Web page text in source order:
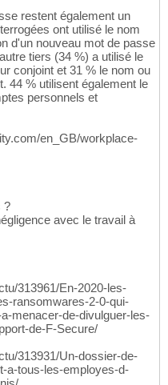
restent également un
ont utilisé le nom
d'un nouveau mot de passe
tiers (34 %) a utilisé le
conjoint et 31 % le nom ou
44 % utilisent également le
personnels et
en_GB/workplace-
?
avec le travail à
313961/En-2020-les-
ransomwares-2-0-qui-
menacer-de-divulguer-les-
de-F-Secure/
313931/Un-dossier-de-
a-tous-les-employes-d-